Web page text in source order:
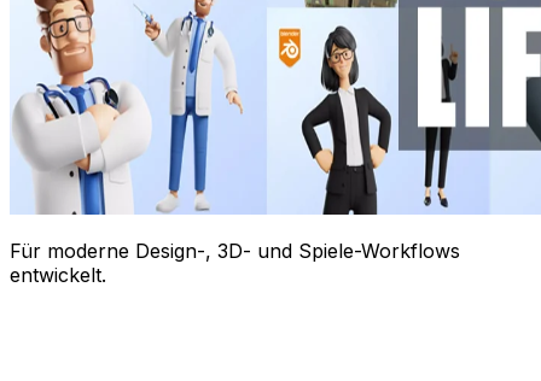
Für moderne Design-, 3D- und Spiele-Workflows
entwickelt.